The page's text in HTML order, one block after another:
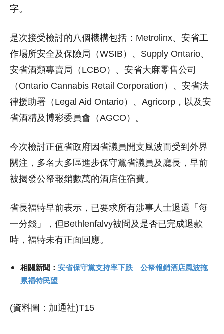
字。
是次接受檢討的八個機構包括：Metrolinx、安省工
作場所安全及保險局（WSIB）、Supply Ontario、
安省酒類專賣局（LCBO）、安省大麻零售公司
（Ontario Cannabis Retail Corporation）、安省法
律援助署（Legal Aid Ontario）、Agricorp，以及安
省酒精及博彩委員會（AGCO）。
今次檢討正值省政府因省議員開支風波而受到外界
關注，多名大多區進步保守黨省議員及廳長，早前
被揭發公帑報銷數萬的酒店住宿費。
省長福特早前表示，已要求所有涉事人士退還「每
一分錢」，但Bethlenfalvy被問及是否已完成退款
時，福特未有正面回應。
相關新聞： 安省保守黨支持率下跌 公帑報銷酒店風波拖
累福特民望
(資料圖：加通社)T15